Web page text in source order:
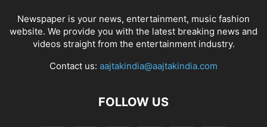
Newspaper is your news, entertainment, music fashion
website. We provide you with the latest breaking news and
videos straight from the entertainment industry.
Contact us: aajtakindia@aajtakindia.com
FOLLOW US